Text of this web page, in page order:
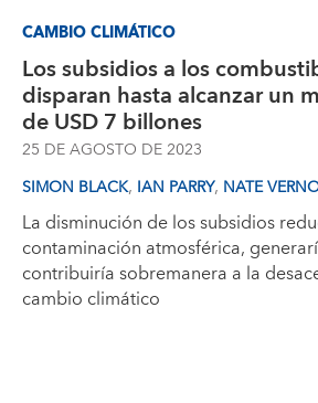
CAMBIO CLIMÁTICO
Los subsidios a los
disparan hasta alcanzar un
de USD 7 billones
25 DE AGOSTO DE 2023
SIMON BLACK, IAN PARRY, NATE
La disminución de los subsidios
contaminación atmosférica,
contribuiría sobremanera a la
cambio climático